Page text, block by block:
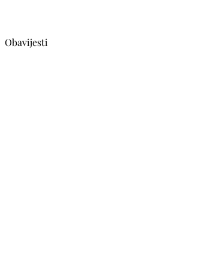
Obavijesti